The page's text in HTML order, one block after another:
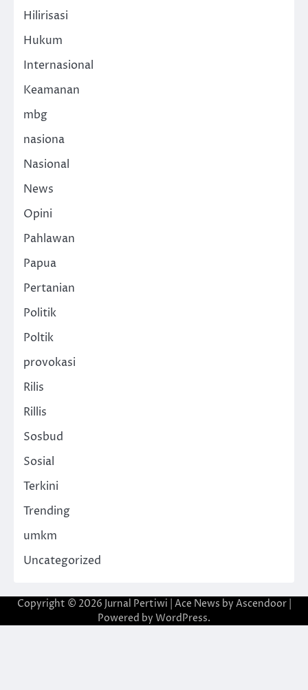
Hilirisasi
Hukum
Internasional
Keamanan
mbg
nasiona
Nasional
News
Opini
Pahlawan
Papua
Pertanian
Politik
Poltik
provokasi
Rilis
Rillis
Sosbud
Sosial
Terkini
Trending
umkm
Uncategorized
Copyright © 2026 Jurnal Pertiwi | Ace News by Ascendoor|
Powered by WordPress.